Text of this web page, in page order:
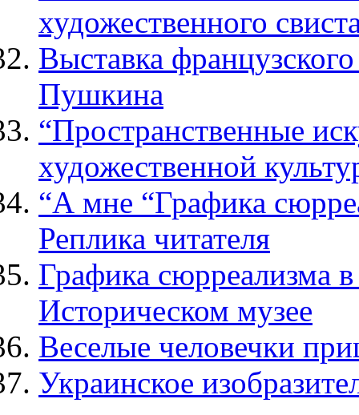
художественного
Выставка
Пушкина
“Пространственные
художественной
“А мне “Графика
Реплика читателя
Графика сюрреализма
Историческом музее
Веселые человечки
Украинское